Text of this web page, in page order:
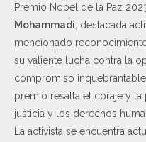
Premio Nobel de la Paz
Mohammadi , destacada
mencionado
su valiente lucha contra la
compromiso
premio resalta el coraje y la
justicia y los derechos
La activista se encuentra